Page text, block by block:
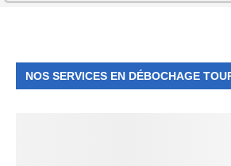
NOS SERVICES EN DÉBOCHAGE